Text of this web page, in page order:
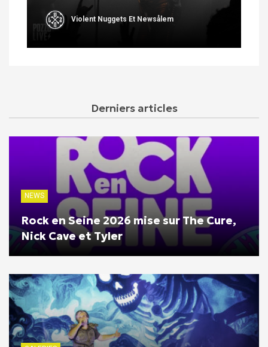
Violent Nuggets Et Newsålem
Derniers articles
NEWS
Rock en Seine 2026 mise sur The Cure,
Nick Cave et Tyler